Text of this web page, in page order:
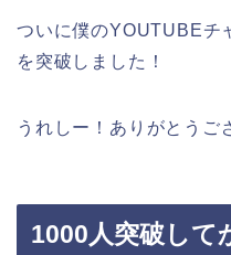
ついに僕のYOUTUBEチ
を突破しました！
うれしー！ありがとうご
1000人突破して